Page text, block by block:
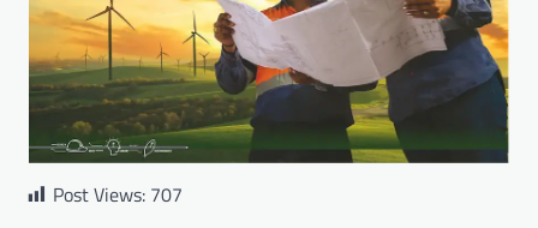
Post Views: 707